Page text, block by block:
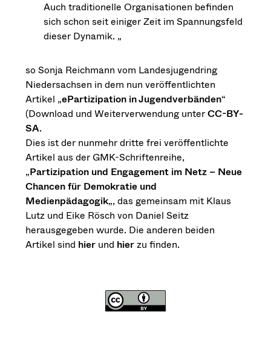
Auch traditionelle Organisationen befinden
sich schon seit einiger Zeit im Spannungsfeld
dieser Dynamik. „
so Sonja Reichmann vom Landesjugendring
Niedersachsen in dem nun veröffentlichten
Artikel „ePartizipation in Jugendverbänden“
(Download und Weiterverwendung unterCC-BY-
SA.
Dies ist der nunmehr dritte frei veröffentlichte
Artikel aus der GMK-Schriftenreihe,
„Partizipation und Engagement im Netz – Neue
Chancen für Demokratie und
Medienpädagogik„, das gemeinsam mit Klaus
Lutz und Eike Rösch von Daniel Seitz
herausgegeben wurde. Die anderen beiden
Artikel sind hierund hierzu finden.